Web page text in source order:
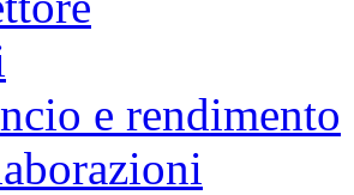
e rendimento